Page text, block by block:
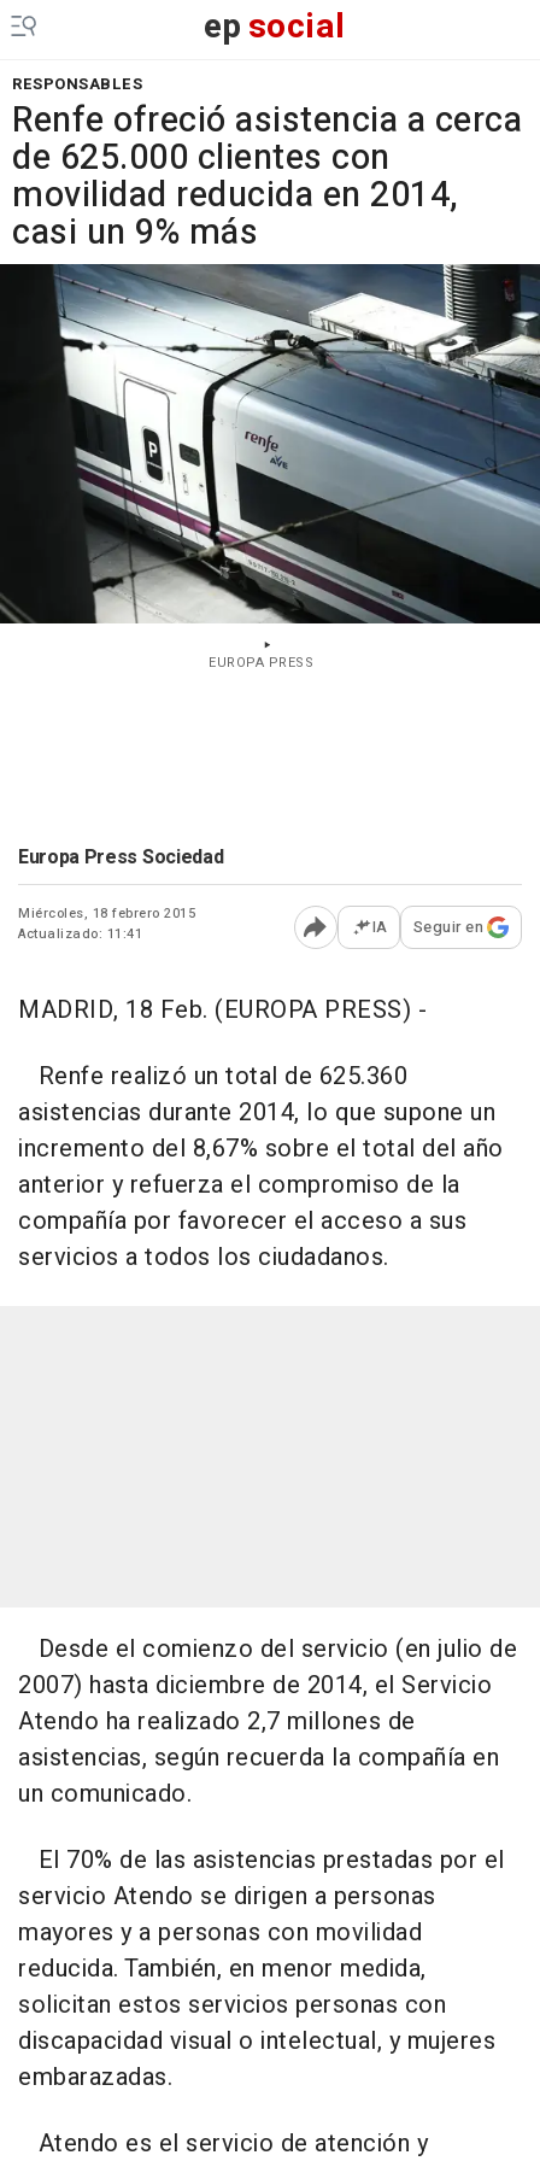
epsocial
RESPONSABLES
Renfe ofreció asistencia a cerca
de 625.000 clientes con
movilidad reducida en 2014,
casi un 9% más
EUROPA PRESS
Europa Press Sociedad
Miércoles, 18 febrero 2015
Actualizado: 11:41
Abrir opciones para
IA Seguir en
MADRID, 18 Feb. (EUROPA PRESS) -
Renfe realizó un total de 625.360
asistencias durante 2014, lo que supone un
incremento del 8,67% sobre el total del año
anterior y refuerza el compromiso de la
compañía por favorecer el acceso a sus
servicios a todos los ciudadanos.
Desde el comienzo del servicio (en julio de
2007) hasta diciembre de 2014, el Servicio
Atendo ha realizado 2,7 millones de
asistencias, según recuerda la compañía en
un comunicado.
El 70% de las asistencias prestadas por el
servicio Atendo se dirigen a personas
mayores y a personas con movilidad
reducida. También, en menor medida,
solicitan estos servicios personas con
discapacidad visual o intelectual, y mujeres
embarazadas.
Atendo es el servicio de atención y